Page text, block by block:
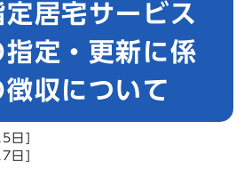
居宅サービス
定・更新に係
収について
日]
日]